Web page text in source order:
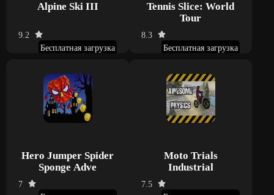
Alpine Ski III
9.2
Бесплатная загрузка
Tennis Slice: World
Tour
8.3
Бесплатная загрузка
Hero Jumper Spider
Sponge Adve
7
Moto Trials
Industrial
7.5